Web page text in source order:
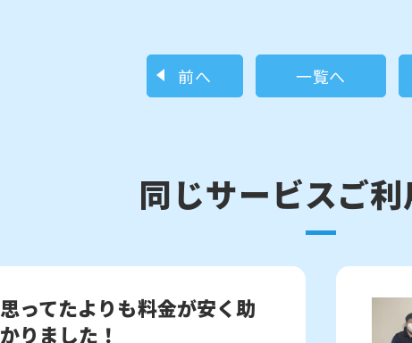
前へ 一覧へ
同じサービスご
思ってたよりも料金が安く助
かりました！